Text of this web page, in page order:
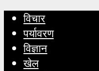
विचार
पर्यावरण
विज्ञान
खेल